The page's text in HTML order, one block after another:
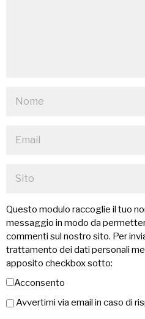
Questo modulo raccoglie il tuo
messaggio in modo da
commenti sul nostro sito. Per
trattamento dei dati personali
apposito checkbox sotto:
Acconsento
Avvertimi via email in caso di